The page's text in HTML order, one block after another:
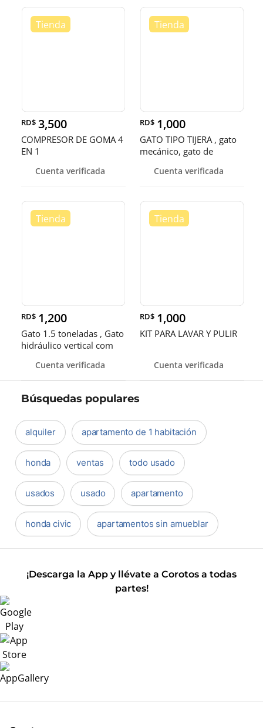
RD$ 3,500
COMPRESOR DE GOMA 4
EN 1
Cuenta verificada
RD$ 1,000
GATO TIPO TIJERA , gato
mecánico, gato de
Cuenta verificada
RD$ 1,200
Gato 1.5 toneladas , Gato
hidráulico vertical com
Cuenta verificada
RD$ 1,000
KIT PARA LAVAR Y PULIR
Cuenta verificada
Búsquedas populares
alquiler apartamento de 1 habitación
honda ventas todo usado
usados usado apartamento
honda civic apartamentos sin amueblar
¡Descarga la App y llévate a Corotos a todas
partes!